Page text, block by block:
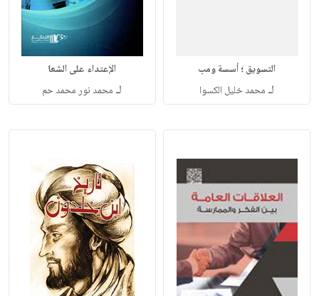
التسويق ؛ أسسة ومب
لـ محمد خليل الكسوا
الإعتداء على الشعا
لـ محمد نور محمد حم